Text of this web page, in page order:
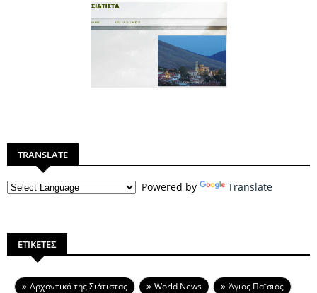
TRANSLATE
Powered by Translate
ΕΤΙΚΕΤΕΣ
Aρχοντικά της Σιάτιστας World News
Άγιος Παϊσιος